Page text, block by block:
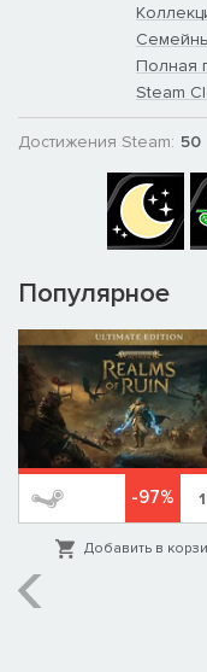
Полная
Steam
Достижения Steam: 50
Популярное
-97%
Добавить в